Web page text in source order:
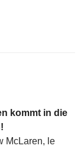
kommt in die
McLaren, le